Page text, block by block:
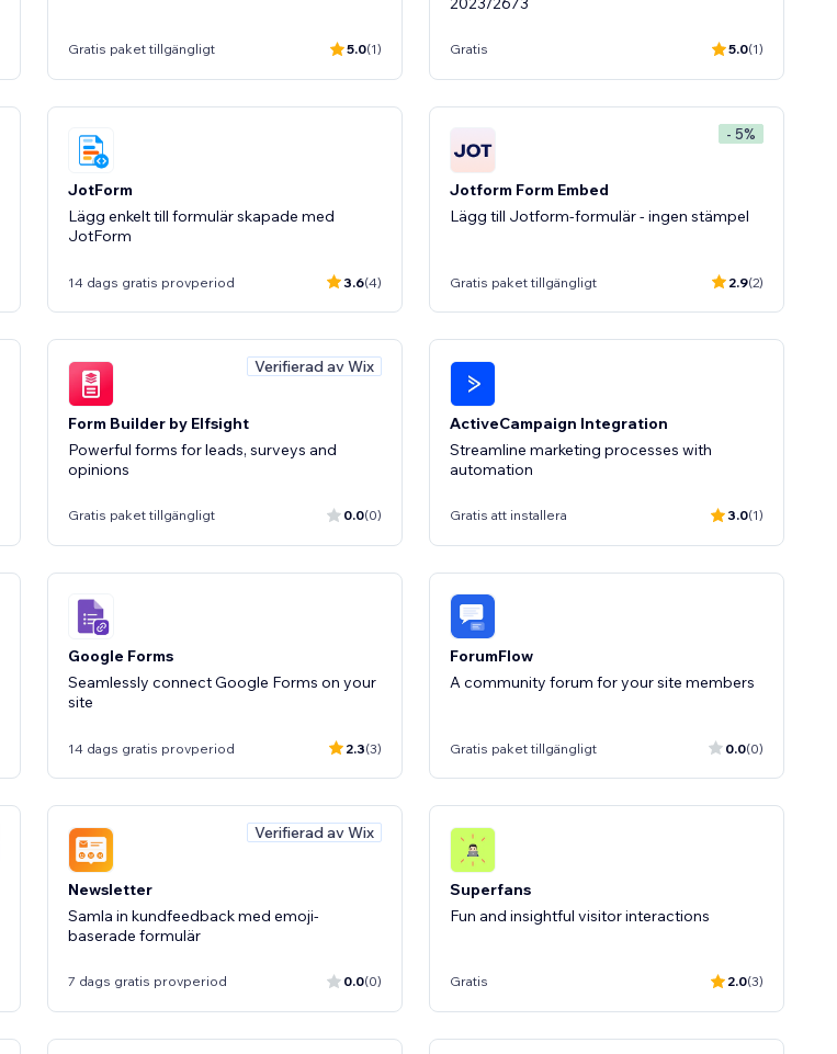
Gratis paket tillgängligt 5.0(1) Gratis 5.0(1)
JotForm
Lägg enkelt till formulär skapade med
JotForm
14 dags gratis provperiod 3.6(4)
- 5%
Jotform Form Embed
Lägg till Jotform-formulär - ingen stämpel
Gratis paket tillgängligt 2.9(2)
Verifierad av Wix
Form Builder by Elfsight
Powerful forms for leads, surveys and
opinions
Gratis paket tillgängligt 0.0(0)
ActiveCampaign Integration
Streamline marketing processes with
automation
Gratis att installera 3.0(1)
Google Forms
Seamlessly connect Google Forms on your
site
14 dags gratis provperiod 2.3(3)
ForumFlow
A community forum for your site members
Gratis paket tillgängligt 0.0(0)
Verifierad av Wix
Newsletter
Samla in kundfeedback med emoji-
baserade formulär
7 dags gratis provperiod 0.0(0)
Superfans
Fun and insightful visitor interactions
Gratis 2.0(3)